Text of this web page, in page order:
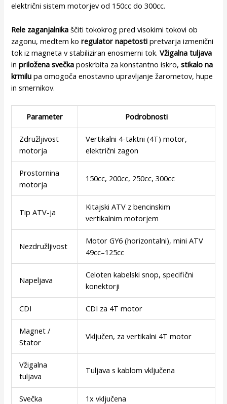
električni sistem motorjev od 150cc do 300cc.
Rele zaganjalnika ščiti tokokrog pred visokimi tokovi ob
zagonu, medtem koregulator napetosti pretvarja izmenični
tok iz magneta v stabiliziran enosmerni tok.Vžigalna tuljava
inpriložena svečka poskrbita za konstantno iskro,stikalo na
krmilu pa omogoča enostavno upravljanje žarometov, hupe
in smernikov.
Parameter Podrobnosti
Združljivost
motorja
Vertikalni 4-taktni (4T) motor,
električni zagon
Prostornina
motorja
150cc, 200cc, 250cc, 300cc
Tip ATV-ja
Kitajski ATV z bencinskim
vertikalnim motorjem
Nezdružljivost
Motor GY6 (horizontalni), mini ATV
49cc–125cc
Napeljava
Celoten kabelski snop, specifični
konektorji
CDI CDI za 4T motor
Magnet /
Stator
Vključen, za vertikalni 4T motor
Vžigalna
tuljava
Tuljava s kablom vključena
Svečka 1x vključena